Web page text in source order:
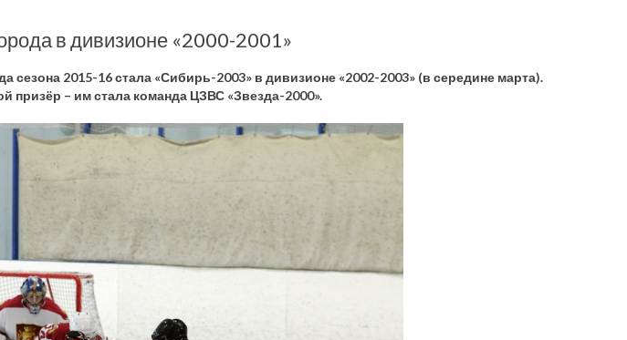
в дивизионе «2000-2001»
сезона 2015-16 стала «Сибирь-2003» в дивизионе «2002-2003» (в середине марта).
призёр – им стала команда ЦЗВС «Звезда-2000».